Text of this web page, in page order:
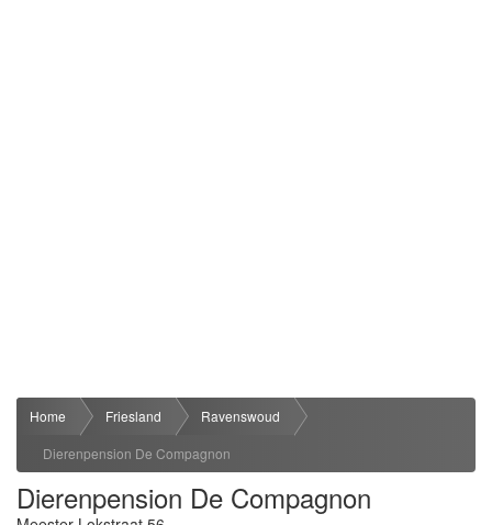
Home Friesland
Ravenswoud
Dierenpension De Compagnon
Dierenpension De Compagnon